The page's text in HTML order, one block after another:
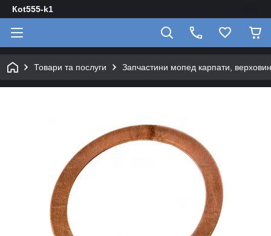
Кot555-k1
Товари та послуги Запчастини мопед карпати,